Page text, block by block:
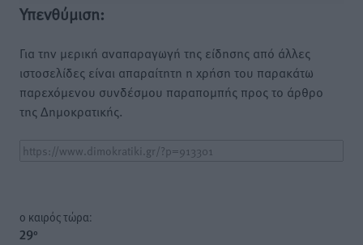
Υπενθύμιση:
Για την μερική αναπαραγωγή της είδησης από άλλες
ιστοσελίδες είναι απαραίτητη η χρήση του παρακάτω
παρεχόμενου συνδέσμου παραπομπής προς το άρθρο
της Δημοκρατικής.
o καιρός τώρα:
29°